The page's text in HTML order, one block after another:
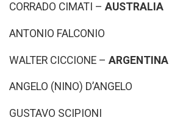
CORRADO CIMATI – AUSTRALIA
ANTONIO FALCONIO
WALTER CICCIONE – ARGENTINA
ANGELO (NINO) D’ANGELO
GUSTAVO SCIPIONI